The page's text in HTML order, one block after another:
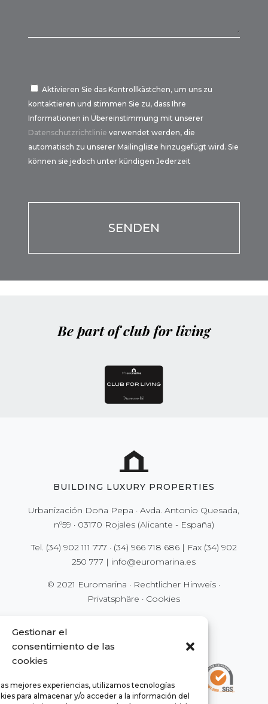
Gestionar el
consentimiento de las
cookies
mejores experiencias, utilizamos tecnologías
para almacenar y/o acceder a la información del
Aktivieren Sie das Kontrollkästchen, um uns zu
kontaktieren und stimmen Sie zu, dass Ihre
Informationen in Übereinstimmung mit unserer
Datenschutzrichtlinieverwendet werden, die
automatisch zu unserer Mailingliste hinzugefügt wird. Sie
können sie jedoch unter kündigen Jederzeit
Be part of club for living
BUILDING LUXURY PROPERTIES
Urbanización Doña Pepa · Avda. Antonio Quesada,
nº59 · 03170 Rojales (Alicante - España)
Tel. (34) 902 111 777 · (34) 966 718 686| Fax (34) 902
250 777 | info@euromarina.es
© 2021 Euromarina · Rechtlicher Hinweis ·
Privatsphäre · Cookies